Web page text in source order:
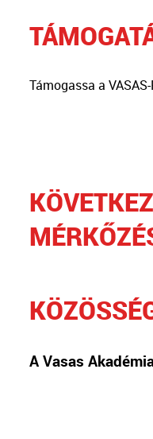
Támogassa a
A Vasas